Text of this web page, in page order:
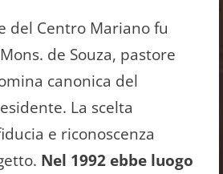
del Centro Mariano fu
de Souza, pastore
canonica del
La scelta
e riconoscenza
Nel 1992 ebbe luogo